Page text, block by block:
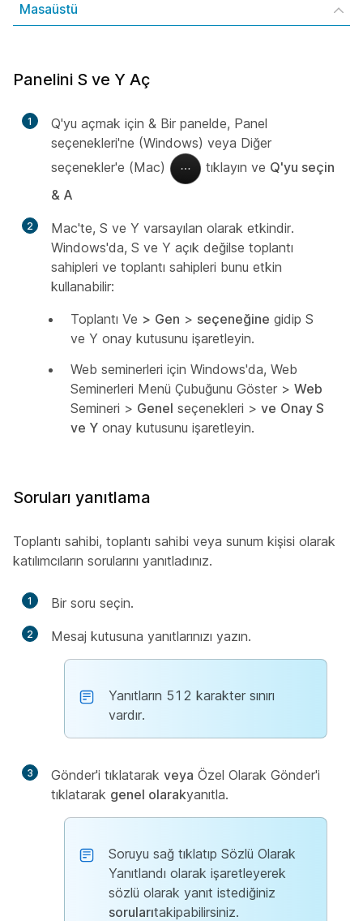
Masaüstü
Panelini S ve Y Aç
1
Q'yu açmak için & Bir panelde, Panel
seçenekleri'ne (Windows) veya Diğer
seçenekler'e (Mac)
tıklayın ve Q'yu seçin
& A
2
Mac'te, S ve Y varsayılan olarak etkindir.
Windows'da, S ve Y açık değilse toplantı
sahipleri ve toplantı sahipleri bunu etkin
kullanabilir:
Toplantı Ve > Gen > seçeneğine gidip S
ve Y onay kutusunu işaretleyin.
Web seminerleri için Windows'da, Web
Seminerleri Menü Çubuğunu Göster > Web
Semineri > Genel seçenekleri > ve Onay S
ve Y onay kutusunu işaretleyin.
Soruları yanıtlama
Toplantı sahibi, toplantı sahibi veya sunum kişisi olarak
katılımcıların sorularını yanıtladınız.
1 Bir soru seçin.
2 Mesaj kutusuna yanıtlarınızı yazın.
Yanıtların 512 karakter sınırı
vardır.
3 Gönder'i tıklatarak veya Özel Olarak Gönder'i
tıklatarak genel olarakyanıtla.
Soruyu sağ tıklatıp Sözlü Olarak
Yanıtlandı olarak işaretleyerek
sözlü olarak yanıt istediğiniz
sorularıtakipabilirsiniz.